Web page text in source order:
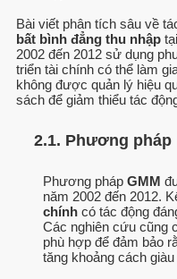
Bài viết phân tích sâu về
bất bình đẳng thu nhập
2002 đến 2012 sử dụng
triển tài chính có thể làm
không được quản lý hiệu
sách để giảm thiểu tác
2.1. Phương
Phương pháp GMM
năm 2002 đến 2012.
chính có tác động
Các nghiên cứu cũng
phù hợp để đảm bảo
tăng khoảng cách giàu